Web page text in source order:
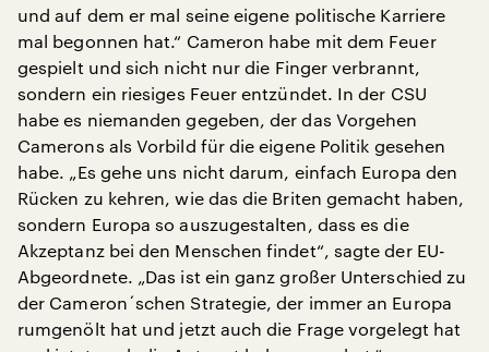
und auf dem er mal seine eigene politische Karriere
mal begonnen hat.“ Cameron habe mit dem Feuer
gespielt und sich nicht nur die Finger verbrannt,
sondern ein riesiges Feuer entzündet. In der CSU
habe es niemanden gegeben, der das Vorgehen
Camerons als Vorbild für die eigene Politik gesehen
habe. „Es gehe uns nicht darum, einfach Europa den
Rücken zu kehren, wie das die Briten gemacht haben,
sondern Europa so auszugestalten, dass es die
Akzeptanz bei den Menschen findet“, sagte der EU-
Abgeordnete. „Das ist ein ganz großer Unterschied zu
der Cameron´schen Strategie, der immer an Europa
rumgenölt hat und jetzt auch die Frage vorgelegt hat